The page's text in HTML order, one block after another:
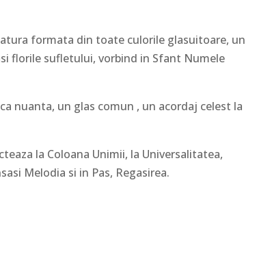
formata din toate culorile glasuitoare, un
florile sufletului, vorbind in Sfant Numele
nuanta, un glas comun , un acordaj celest la
la Coloana Unimii, la Universalitatea,
Melodia si in Pas, Regasirea.